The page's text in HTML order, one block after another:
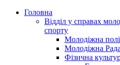
Головна
Відділ у справах
спорту
Молодіжна
Молодіжна Рада
Фізична